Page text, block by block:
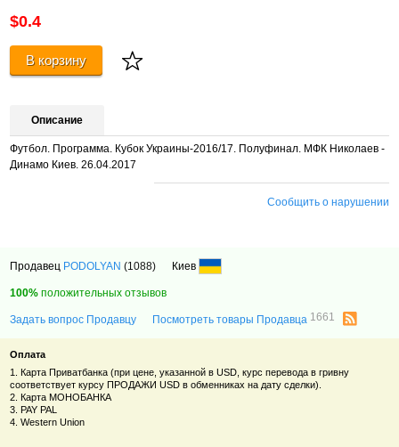
$0.4
В корзину
Описание
Футбол. Программа. Кубок Украины-2016/17. Полуфинал. МФК Николаев -
Динамо Киев. 26.04.2017
Сообщить о нарушении
Продавец PODOLYAN (1088) Киев
100% положительных отзывов
Задать вопрос Продавцу Посмотреть товары Продавца 1661
Оплата
1. Карта Приватбанка (при цене, указанной в USD, курс перевода в гривну
соответствует курсу ПРОДАЖИ USD в обменниках на дату сделки).
2. Карта МОНОБАНКА
3. PAY PAL
4. Western Union